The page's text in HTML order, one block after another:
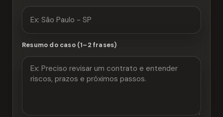
Resumo do caso (1–2 frases)